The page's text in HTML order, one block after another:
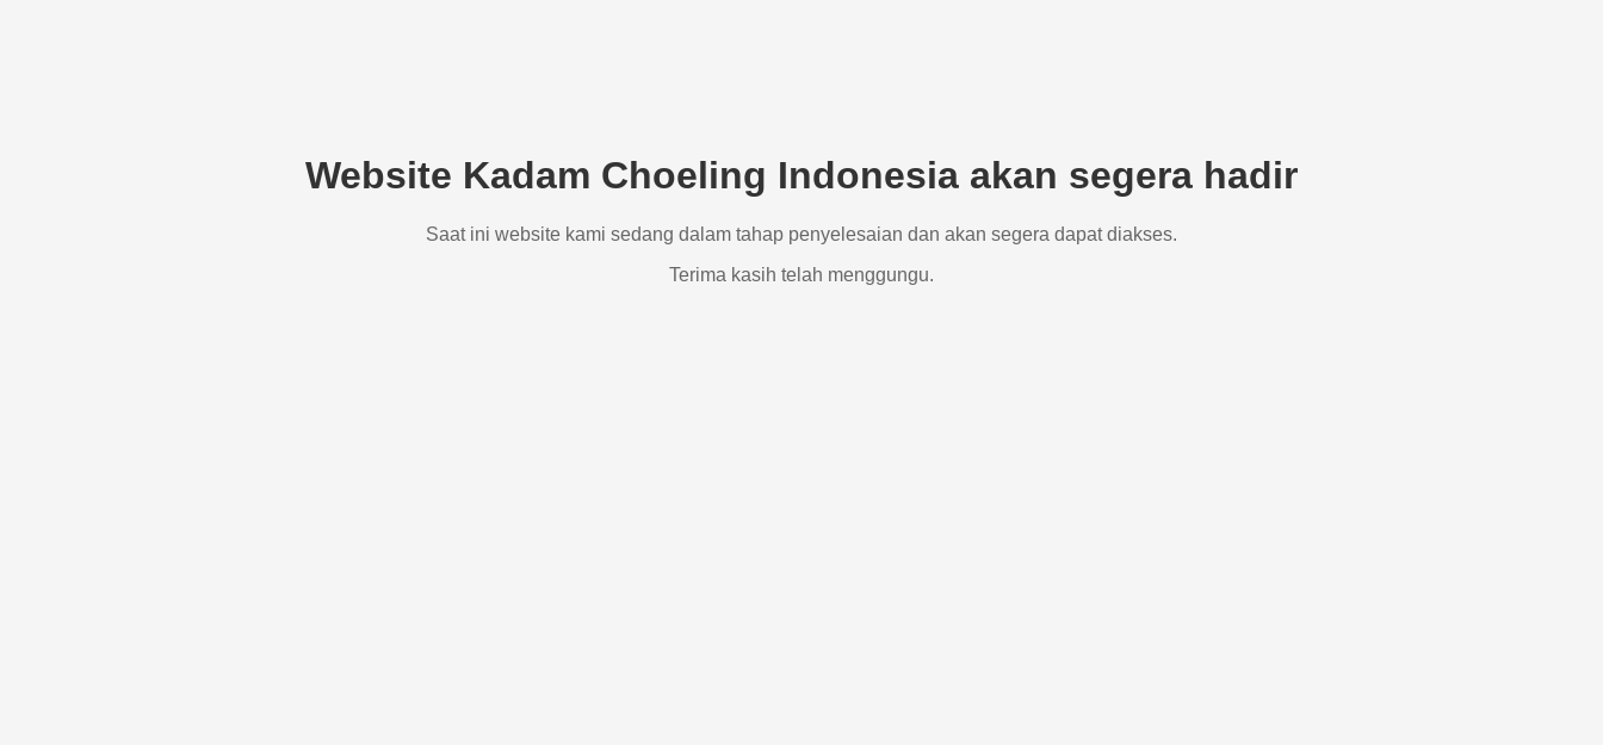
Website Kadam Choeling Indonesia akan segera hadir
Saat ini website kami sedang dalam tahap penyelesaian dan akan segera dapat diakses.
Terima kasih telah menggungu.